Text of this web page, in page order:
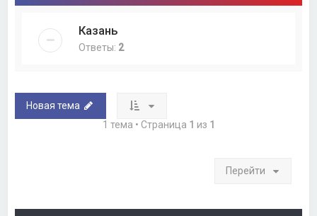
Казань
Ответы: 2
Новая тема
1 тема • Страница 1 из 1
Перейти